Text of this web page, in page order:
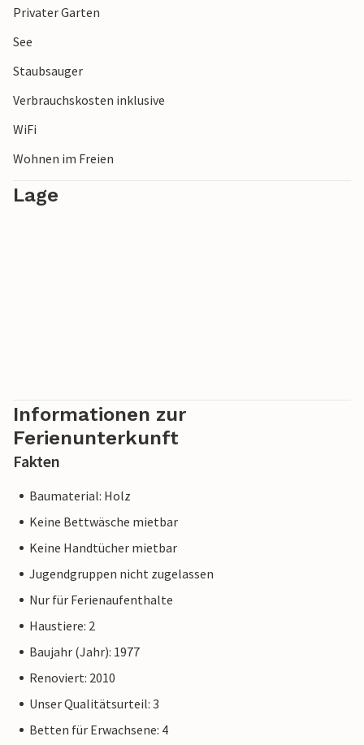
Hoge Kempen, wo Sie die wunderschöne Natur bewundern
können.
Privater Garten
See
Staubsauger
Verbrauchskosten inklusive
WiFi
Wohnen im Freien
Lage
Informationen zur
Ferienunterkunft
Fakten
Baumaterial: Holz
Keine Bettwäsche mietbar
Keine Handtücher mietbar
Jugendgruppen nicht zugelassen
Nur für Ferienaufenthalte
Haustiere: 2
Baujahr (Jahr): 1977
Renoviert: 2010
Unser Qualitätsurteil: 3
Betten für Erwachsene: 4